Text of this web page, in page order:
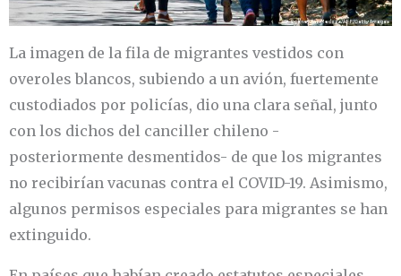
La imagen de la fila de migrantes vestidos con
overoles blancos, subiendo a un avión, fuertemente
custodiados por policías, dio una clara señal, junto
con los dichos del canciller chileno -
posteriormente desmentidos- de que los migrantes
no recibirían vacunas contra el COVID-19. Asimismo,
algunos permisos especiales para migrantes se han
extinguido.